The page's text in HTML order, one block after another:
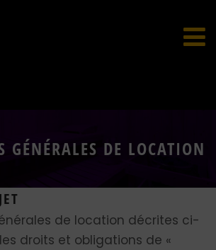
GÉNÉRALES DE LOCATION
de location décrites ci-
droits et obligations de «